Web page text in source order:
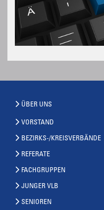
ÜBER UNS
VORSTAND
BEZIRKS-/KREISVERBÄNDE
REFERATE
FACHGRUPPEN
JUNGER VLB
SENIOREN